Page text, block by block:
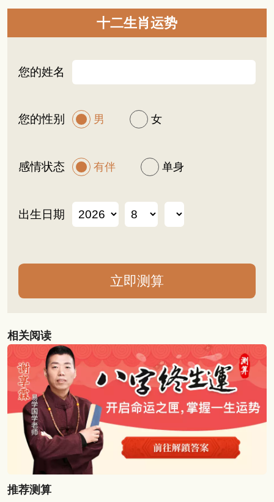
十二生肖运势
您的姓名
您的性别 男 女
感情状态 有伴 单身
出生日期
相关阅读
推荐测算